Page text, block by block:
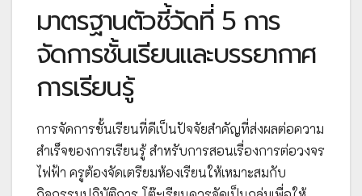
มาตรฐานตัวชี้วัดที่ 5 การ
จัดการชั้นเรียนและบรรยากาศ
การเรียนรู้
การจัดการชั้นเรียนที่ดีเป็นปัจจัยสำคัญที่ส่งผลต่อความ
สำเร็จของการเรียนรู้ สำหรับการสอนเรื่องการต่อวงจร
ไฟฟ้า ครูต้องจัดเตรียมห้องเรียนให้เหมาะสมกับ